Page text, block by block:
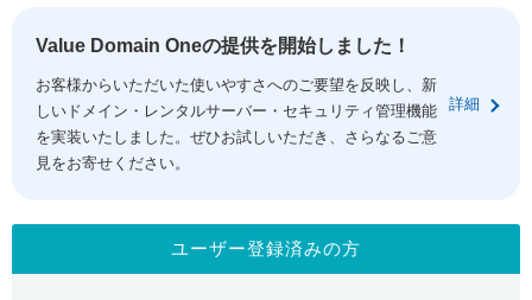
ドメイン移管
ドメイン価格一覧
ドメイン一括検索
.jpドメインオークション
gTLDオークション NEW!
コアサーバー
バリューサーバー
XREA
セキュリティトップ
Value Domain ネットde診断
SSL証明書
サービストップ
お得意様割引
facebook
Value Domain Oneの提供を開始しました！
お客様からいただいた使いやすさへのご要望を反映し、新
しいドメイン・レンタルサーバー・セキュリティ管理機能
を実装いたしました。ぜひお試しいただき、さらなるご意
見をお寄せください。
詳細
ユーザー登録済みの方